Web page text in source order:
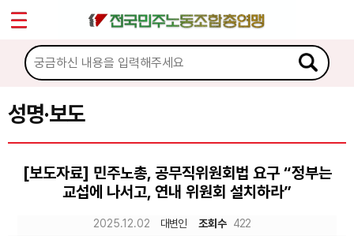
성명·보도
[보도자료] 민주노총, 공무직위원회법 요구 “정부는
교섭에 나서고, 연내 위원회 설치하라”
2025.12.02 대변인 조회수 422
마이페이지
소개
소식
공지사항
성명·보도
Sketchbook5, 스케치북5
Sketchbook5, 스케치북5